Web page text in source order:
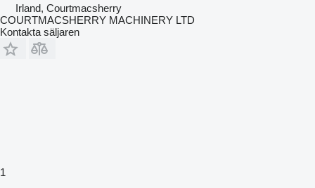
Irland, Courtmacsherry
COURTMACSHERRY MACHINERY LTD
Kontakta säljaren
1